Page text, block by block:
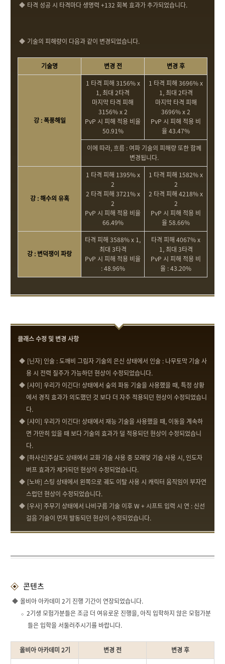
타격 성공 시 타격마다 생명력 +132 회복 효과가 추가되었습니다.
기술의 피해량이 다음과 같이 변경되었습니다.
기술명 변경 전 변경 후
강 : 폭풍해일
1 타격 피해 3156% x
1, 최대 2타격
마지막 타격 피해
3156% x 2
PvP 시 피해 적용 비율
50.91%
1 타격 피해 3696% x
1, 최대 2타격
마지막 타격 피해
3696% x 2
PvP 시 피해 적용 비
율 43.47%
이에 따라, 흐름 : 여파 기술의 피해량 또한 함께
변경됩니다.
강 : 해수의 유혹
1 타격 피해 1395% x
2
2 타격 피해 3721% x
2
PvP 시 피해 적용 비율
66.49%
1 타격 피해 1582% x
2
2 타격 피해 4218% x
2
PvP 시 피해 적용 비
율 58.66%
강 : 변덕쟁이 파랑
타격 피해 3588% x 1,
최대 3타격
PvP 시 피해 적용 비율
: 48.96%
타격 피해 4067% x
1, 최대 3타격
PvP 시 피해 적용 비
율 : 43.20%
클래스 수정 및 변경 사항
[닌자] 인술 : 도깨비 그림자 기술의 은신 상태에서 인술 : 나무토막 기술 사
용 시 전력 질주가 가능하던 현상이 수정되었습니다.
[샤이] 우리가 이긴다! 상태에서 숲의 파동 기술을 사용했을 때, 특정 상황
에서 경직 효과가 의도했던 것 보다 더 자주 적용되던 현상이 수정되었습니
다.
[샤이] 우리가 이긴다! 상태에서 재능 기술을 사용했을 때, 이동을 계속하
면 가만히 있을 때 보다 기술의 효과가 덜 적용되던 현상이 수정되었습니
다.
[하사신]주살도 상태에서 교화 기술 사용 중 모래덫 기술 사용 시, 인도자
버프 효과가 제거되던 현상이 수정되었습니다.
[노바] 스팅 상태에서 왼쪽으로 궤도 이탈 사용 시 캐릭터 움직임이 부자연
스럽던 현상이 수정되었습니다.
[우사] 주무기 상태에서 나비구름 기술 이후 W + 시프트 입력 시 연 : 신선
걸음 기술이 먼저 발동되던 현상이 수정되었습니다.
콘텐츠
올비아 아카데미 2기 진행 기간이 연장되었습니다.
2기생 모험가분들은 조금 더 여유로운 진행을, 아직 입학하지 않은 모험가분
들은 입학을 서둘러주시기를 바랍니다.
올비아 아카데미 2기 변경 전 변경 후